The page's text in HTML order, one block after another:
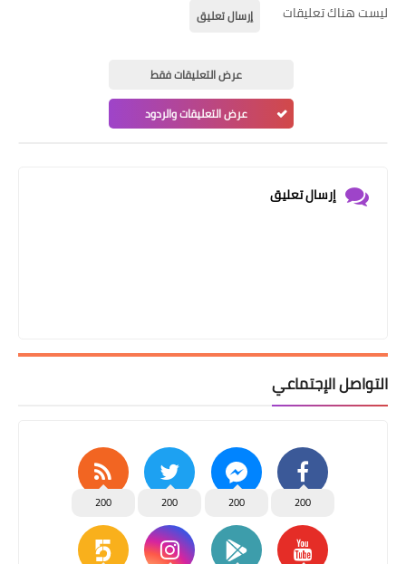
ليست هناك تعليقات إرسال تعليق
عرض التعليقات فقط
عرض التعليقات والردود
إرسال تعليق
التواصل الإجتماعي
200
200
200
200